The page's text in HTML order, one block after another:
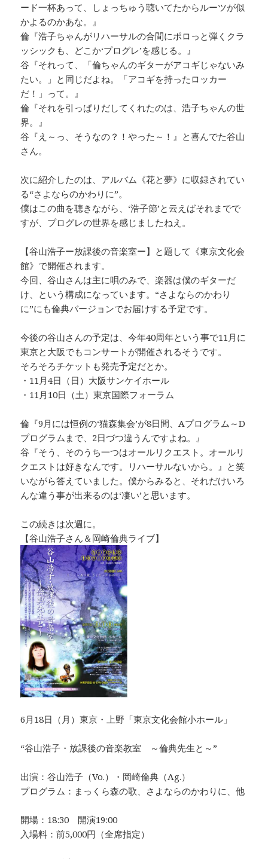
ード一杯あって、しょっちゅう聴いてたからルーツが似
かよるのかあな。』
倫『浩子ちゃんがリハーサルの合間にポロっと弾くクラ
ッシックも、どこか‘プログレ’を感じる。』
谷『それって、「倫ちゃんのギターがアコギじゃないみ
たい。」と同じだよね。「アコギを持ったロッカー
だ！」って。』
倫『それを引っぱりだしてくれたのは、浩子ちゃんの世
界。』
谷『え～っ、そうなの？！やった～！』と喜んでた谷山
さん。
次に紹介したのは、アルバム《花と夢》に収録されてい
る“さよならのかわりに”。
僕はこの曲を聴きながら、‘浩子節’と云えばそれまでで
すが、プログレの世界を感じましたねえ。
【谷山浩子ー放課後の音楽室ー】と題して《東京文化会
館》で開催されます。
今回、谷山さんは主に唄のみで、楽器は僕のギターだ
け、という構成になっています。“さよならのかわり
に”にも倫典バージョンでお届けする予定です。
今後の谷山さんの予定は、今年40周年という事で11月に
東京と大阪でもコンサートが開催されるそうです。
そろそろチケットも発売予定だとか。
・11月4日（日）大阪サンケイホール
・11月10日（土）東京国際フォーラム
倫『9月には恒例の‘猫森集会’が8日間、Aプログラム～D
プログラムまで、2日づつ違うんですよね。』
谷『そう、そのうち一つはオールリクエスト。オールリ
クエストは好きなんです。リハーサルないから。』と笑
いながら答えていました。僕からみると、それだけいろ
んな違う事が出来るのは‘凄い’と思います。
この続きは次週に。
【谷山浩子さん＆岡崎倫典ライブ】
6月18日（月）東京・上野「東京文化会館小ホール」
“谷山浩子・放課後の音楽教室 ～倫典先生と～”
出演：谷山浩子（Vo.）・岡崎倫典（Ag.）
プログラム：まっくら森の歌、さよならのかわりに、他
開場：18:30 開演19:00
入場料：前5,000円（全席指定）